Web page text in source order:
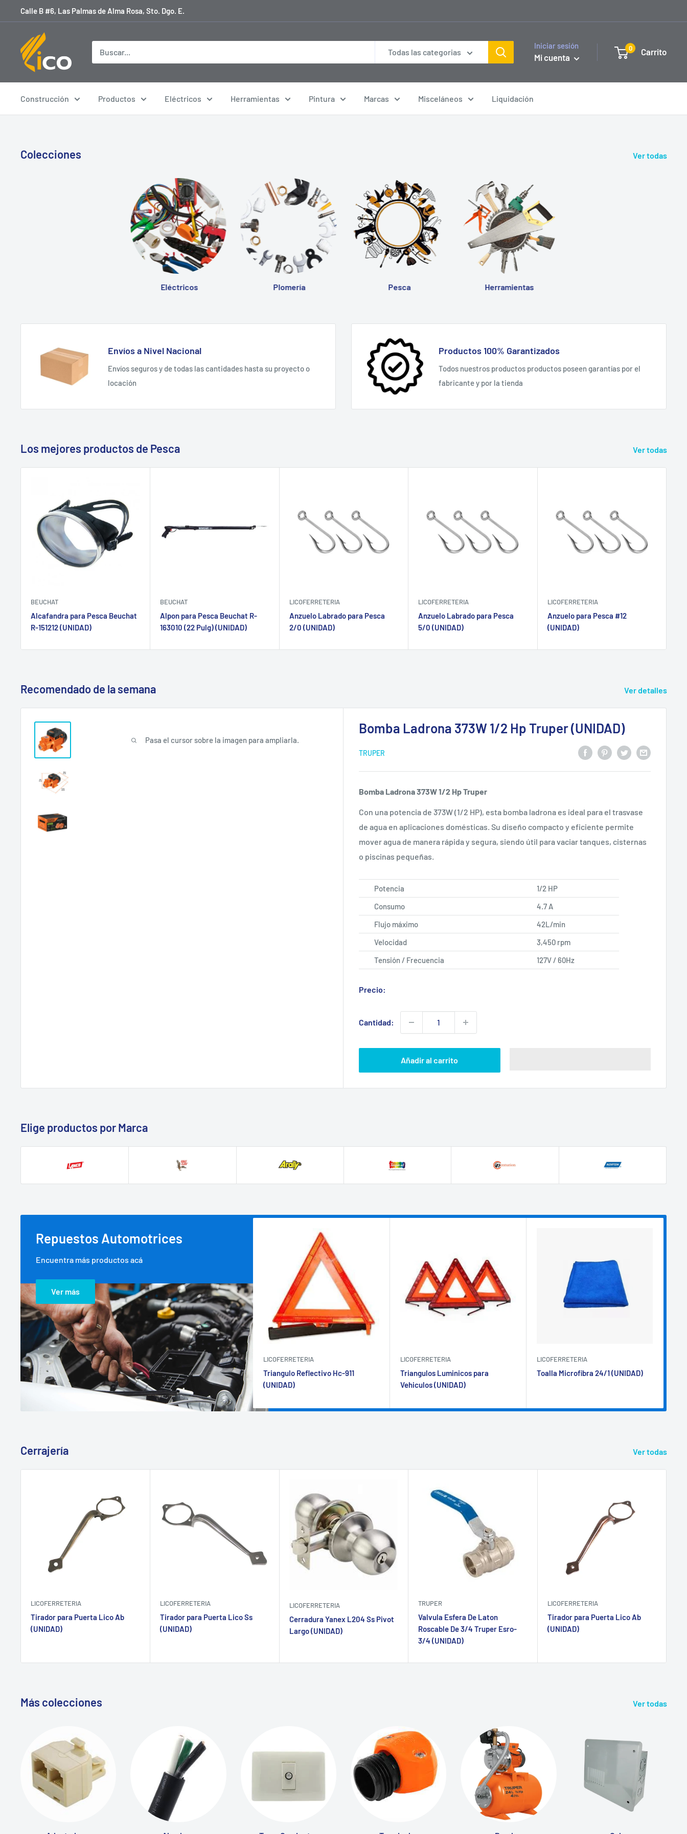
directamente
contenido
Calle B #6, Las Palmas de Alma Rosa, Sto. Dgo. E.
licoferreteria
Todas las categorias
Iniciar sesión
Mi cuenta
0 Carrito
Construcción Productos Eléctricos Herramientas Pintura Marcas Misceláneos Liquidación
Colecciones Ver todas
Eléctricos Plomería Pesca Herramientas
Envíos a Nivel Nacional
Envíos seguros y de todas las cantidades hasta su proyecto o
locación
Productos 100% Garantizados
Todos nuestros productos productos poseen garantías por el
fabricante y por la tienda
Los mejores productos de Pesca Ver todas
BEUCHAT
Alcafandra para Pesca Beuchat
R-151212 (UNIDAD)
BEUCHAT
Alpon para Pesca Beuchat R-
163010 (22 Pulg) (UNIDAD)
LICOFERRETERIA
Anzuelo Labrado para Pesca
2/0 (UNIDAD)
LICOFERRETERIA
Anzuelo Labrado para Pesca
5/0 (UNIDAD)
LICOFERRETERIA
Anzuelo para Pesca #12
(UNIDAD)
Recomendado de la semana Ver detalles
Pasa el cursor sobre la imagen para ampliarla.
Bomba Ladrona 373W 1/2 Hp Truper (UNIDAD)
TRUPER
Bomba Ladrona 373W 1/2 Hp Truper
Con una potencia de 373W (1/2 HP), esta bomba ladrona es ideal para el trasvase
de agua en aplicaciones domésticas. Su diseño compacto y eficiente permite
mover agua de manera rápida y segura, siendo útil para vaciar tanques, cisternas
o piscinas pequeñas.
Potencia
1/2 HP
Consumo
4.7 A
Flujo máximo
42L/min
Velocidad
3,450 rpm
Tensión / Frecuencia
127V / 60Hz
Precio:
Cantidad:
Añadir al carrito
Elige productos por Marca
Repuestos Automotrices
Encuentra más productos acá
Ver más
LICOFERRETERIA
Triangulo Reflectivo Hc-911
(UNIDAD)
LICOFERRETERIA
Triangulos Luminicos para
Vehiculos (UNIDAD)
LICOFERRETERIA
Toalla Microfibra 24/1 (UNIDAD)
Cerrajería Ver todas
LICOFERRETERIA
Tirador para Puerta Lico Ab
(UNIDAD)
LICOFERRETERIA
Tirador para Puerta Lico Ss
(UNIDAD)
LICOFERRETERIA
Cerradura Yanex L204 Ss Pivot
Largo (UNIDAD)
TRUPER
Valvula Esfera De Laton
Roscable De 3/4 Truper Esro-
3/4 (UNIDAD)
LICOFERRETERIA
Tirador para Puerta Lico Ab
(UNIDAD)
Más colecciones Ver todas